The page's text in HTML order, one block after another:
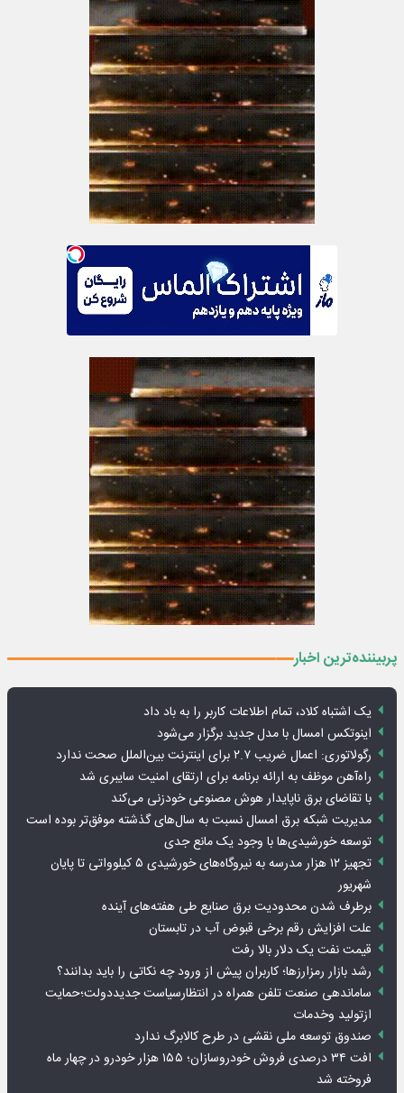
پربیننده‌ترین اخبار
یک اشتباه کلاد، تمام اطلاعات کاربر را به باد داد
اینوتکس امسال با مدل جدید برگزار می‌شود
رگولاتوری: اعمال ضریب ۲.۷ برای اینترنت بین‌الملل صحت ندارد
راه‌آهن موظف به ارائه برنامه برای ارتقای امنیت سایبری شد
با تقاضای برق ناپایدار هوش مصنوعی خودزنی می‌کند
مدیریت شبکه برق امسال نسبت به سال‌های گذشته موفق‌تر بوده است
توسعه خورشیدی‌ها با وجود یک مانع جدی
تجهیز ۱۲ هزار مدرسه به نیروگاه‌های خورشیدی ۵ کیلوواتی تا پایان
شهریور
برطرف شدن محدودیت‌ برق صنایع طی هفته‌های آینده
علت افزایش رقم برخی قبوض آب در تابستان
قیمت نفت یک دلار بالا رفت
رشد بازار رمزارزها؛ کاربران پیش از ورود چه نکاتی را باید بدانند؟
ساماندهی صنعت تلفن همراه در انتظارسیاست جدیددولت؛حمایت
ازتولید وخدمات
صندوق توسعه ملی نقشی در طرح کالابرگ ندارد
افت ۳۴ درصدی فروش خودروسازان؛ ۱۵۵ هزار خودرو در چهار ماه
فروخته شد